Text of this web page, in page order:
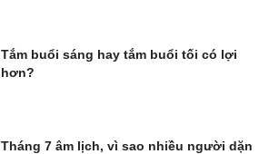
Tắm buổi sáng hay tắm buổi tối có lợi
hơn?
Tháng 7 âm lịch, vì sao nhiều người dặn